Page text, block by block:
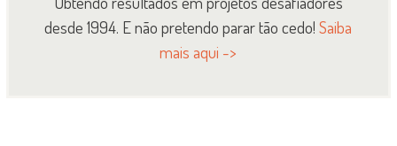
desde 1994. E não pretendo parar tão cedo!Saiba
mais aqui ->